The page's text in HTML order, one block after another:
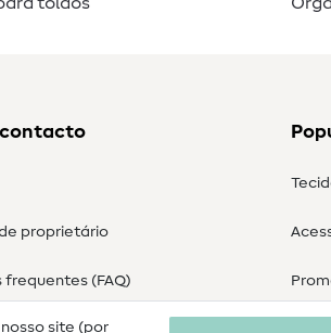
toldos
proprietário
frequentes (FAQ)
site (por